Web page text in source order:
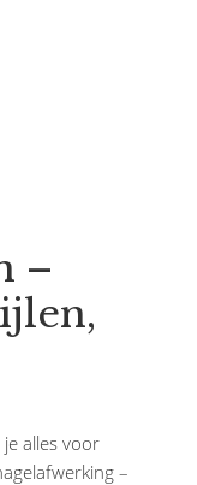
–
alles voor
–